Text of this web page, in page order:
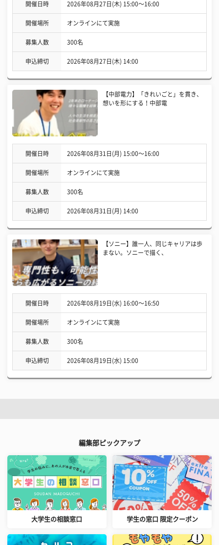
開催日時 2026年08月27日(木) 15:00〜16:00
開催場所 オンラインにて実施
募集人数 300名
申込締切 2026年08月27日(木) 14:00
【中部電力】「きれいごと」を貫き、
想いを形にする！中部電
開催日時 2026年08月31日(月) 15:00〜16:00
開催場所 オンラインにて実施
募集人数 300名
申込締切 2026年08月31日(月) 14:00
【ソニー】誰一人、同じキャリアは歩
まない。ソニーで描く、
開催日時 2026年08月19日(水) 16:00〜16:50
開催場所 オンラインにて実施
募集人数 300名
申込締切 2026年08月19日(水) 15:00
編集部ピックアップ
大学生の相談窓口 学生の窓口 限定クーポン